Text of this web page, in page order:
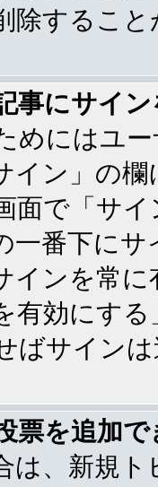
除するこ
事にサイ
めにはユ
イン」の
面で「サ
一番下に
インを常
有効にす
ばサイン
票を追加
は、新規